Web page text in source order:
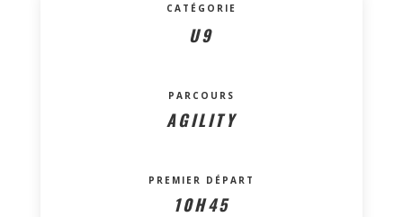
CATÉGORIE
U9
PARCOURS
AGILITY
PREMIER DÉPART
10H45